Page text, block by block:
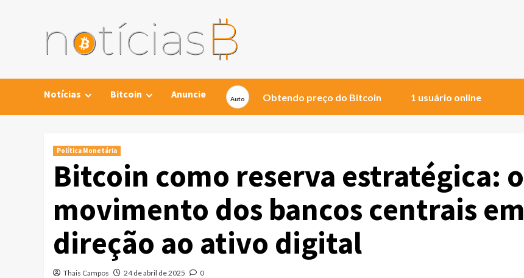
Notícias Bitcoin Anuncie Obtendo preço do Bitcoin 1 usuário online
Política Monetária
Bitcoin como reserva estratégica: o
movimento dos bancos centrais em
direção ao ativo digital
Thais Campos 24 de abril de 2025 0